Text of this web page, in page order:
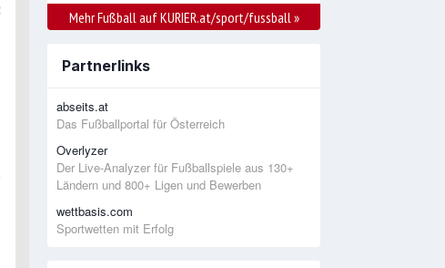
Mehr Fußball auf KURIER.at/sport/fussball »
Partnerlinks
abseits.at
Das Fußballportal für Österreich
Overlyzer
Der Live-Analyzer für Fußballspiele aus 130+
Ländern und 800+ Ligen und Bewerben
wettbasis.com
Sportwetten mit Erfolg